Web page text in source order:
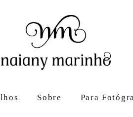
Sobre Para